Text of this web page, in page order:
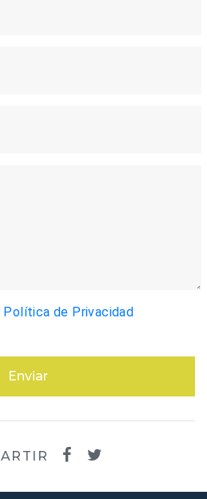
Política de Privacidad
Enviar